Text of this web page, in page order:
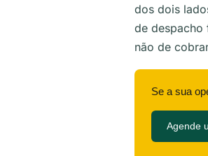
dos dois
de despacho
não de
Se a sua
Agende